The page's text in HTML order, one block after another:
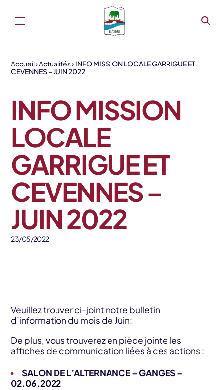
Accueil Actualités INFO MISSION LOCALE GARRIGUE ET
CEVENNES – JUIN 2022
INFO MISSION
LOCALE
GARRIGUE ET
CEVENNES –
JUIN 2022
23/05/2022
Veuillez trouver ci-joint notre bulletin
d’information du mois de Juin:
De plus, vous trouverez en pièce jointe les
affiches de communication liées à ces actions :
SALON DE L’ALTERNANCE – GANGES –
02.06.2022